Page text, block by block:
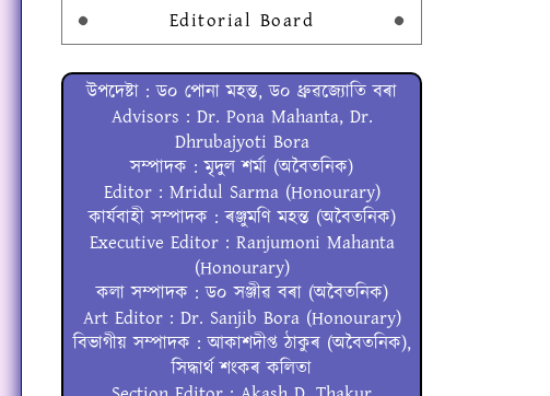
Editorial Board
উপদেষ্টা : ড০ পোনা মহন্ত, ড০ ধ্ৰুৱজ্যোতি বৰা
Advisors : Dr. Pona Mahanta, Dr.
Dhrubajyoti Bora
সম্পাদক : মৃদুল শৰ্মা (অবৈতনিক)
Editor : Mridul Sarma (Honourary)
কাৰ্যবাহী সম্পাদক : ৰঞ্জুমণি মহন্ত (অবৈতনিক)
Executive Editor : Ranjumoni Mahanta
(Honourary)
কলা সম্পাদক : ড০ সঞ্জীৱ বৰা (অবৈতনিক)
Art Editor : Dr. Sanjib Bora (Honourary)
বিভাগীয় সম্পাদক : আকাশদীপ্ত ঠাকুৰ (অবৈতনিক),
সিদ্ধাৰ্থ শংকৰ কলিতা